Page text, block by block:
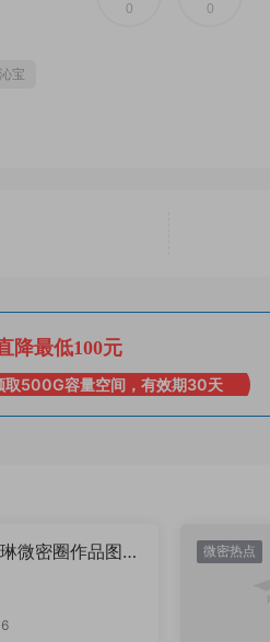
0 0
宝
降最低100元
取500G容量空间，有效期30天
微密圈作品图
微密热点